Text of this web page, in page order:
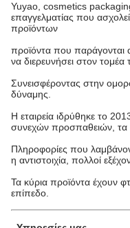
Yuyao, cosmetics
επαγγελματίας που
προϊόντων
προϊόντα που παράγονται
να διερευνήσει στον τομέα
Συνεισφέροντας στην
δύναμης.
Η εταιρεία ιδρύθηκε το
συνεχών προσπαθειών, τα
Πληροφορίες που
η αντιστοιχία, πολλοί
Τα κύρια προϊόντα έχουν
επίπεδο.